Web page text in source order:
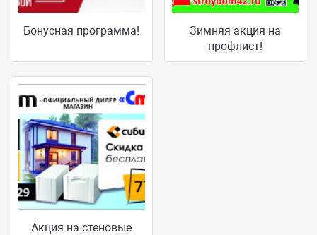
Бонусная программа!
Зимняя акция на
профлист!
Акция на стеновые